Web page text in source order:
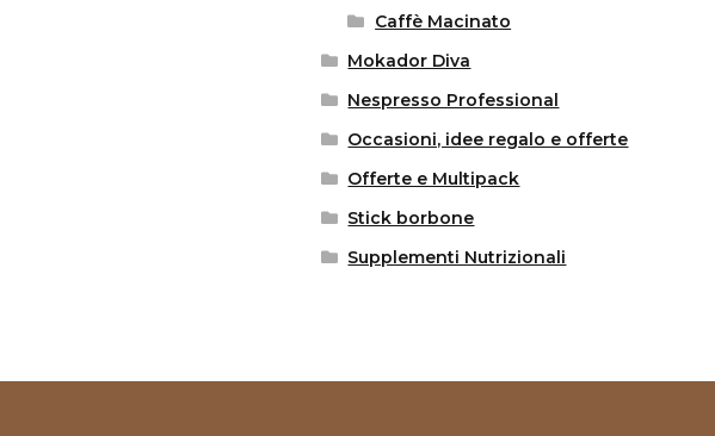
Caffè Macinato
Mokador Diva
Nespresso Professional
Occasioni, idee regalo e offerte
Offerte e Multipack
Stick borbone
Supplementi Nutrizionali